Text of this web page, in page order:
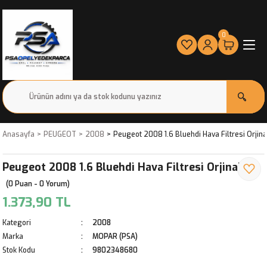
0
Anasayfa PEUGEOT 2008 Peugeot 2008 1.6 Bluehdi Hava Filtresi
Peugeot 2008 1.6 Bluehdi Hava Filtresi Orjinal
(0 Puan - 0 Yorum)
1.373,90 TL
Kategori
2008
Marka
MOPAR (PSA)
Stok Kodu
9802348680